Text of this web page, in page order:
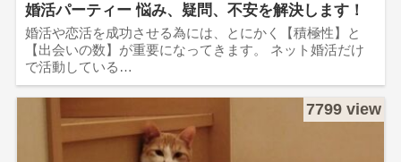
婚活パーティー 悩み、疑問、不安を解決します！
婚活や恋活を成功させる為には、とにかく【積極性】と
【出会いの数】が重要になってきます。 ネット婚活だけ
で活動している…
7799 view